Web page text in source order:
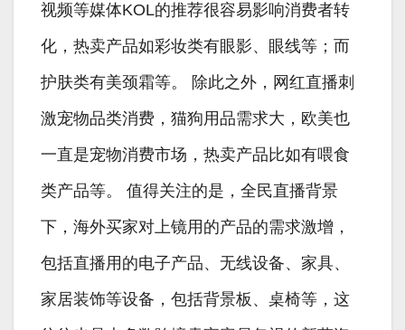
视频等媒体KOL的推荐很容易影响消费者转
化，热卖产品如彩妆类有眼影、眼线等；而
护肤类有美颈霜等。 除此之外，网红直播刺
激宠物品类消费，猫狗用品需求大，欧美也
一直是宠物消费市场，热卖产品比如有喂食
类产品等。 值得关注的是，全民直播背景
下，海外买家对上镜用的产品的需求激增，
包括直播用的电子产品、无线设备、家具、
家居装饰等设备，包括背景板、桌椅等，这